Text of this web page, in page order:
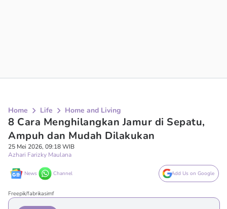
Home Life Home and Living
8 Cara Menghilangkan Jamur di Sepatu,
Ampuh dan Mudah Dilakukan
25 Mei 2026, 09:18 WIB
Azhari Farizky Maulana
News Channel Add Us on Google
Freepik/fabrikasimf